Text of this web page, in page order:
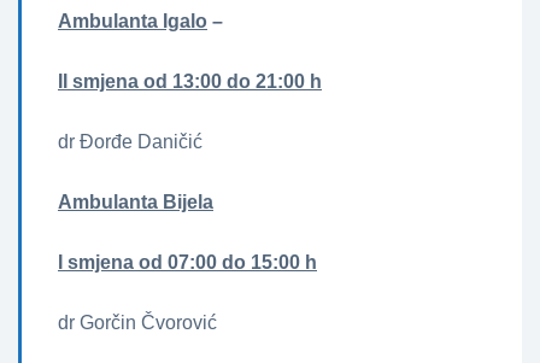
Ambulanta Igalo –
II smjena od 13:00 do 21:00 h
dr Đorđe Daničić
Ambulanta Bijela
I smjena od 07:00 do 15:00 h
dr Gorčin Čvorović